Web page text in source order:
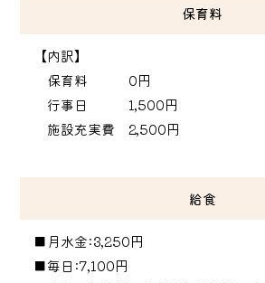
保育料
【内訳】
保育料 0円
行事日 1,500円
施設充実費 2,500円
給食
■月水金:3,250円
■毎日:7,100円